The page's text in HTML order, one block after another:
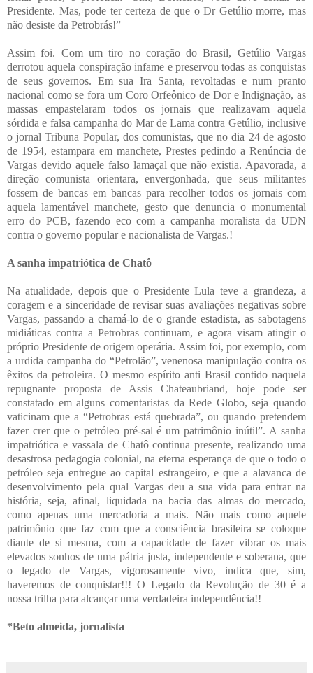
Presidente. Mas, pode ter certeza de que o Dr Getúlio morre, mas
não desiste da Petrobrás!”
Assim foi. Com um tiro no coração do Brasil, Getúlio Vargas
derrotou aquela conspiração infame e preservou todas as conquistas
de seus governos. Em sua Ira Santa, revoltadas e num pranto
nacional como se fora um Coro Orfeônico de Dor e Indignação, as
massas empastelaram todos os jornais que realizavam aquela
sórdida e falsa campanha do Mar de Lama contra Getúlio, inclusive
o jornal Tribuna Popular, dos comunistas, que no dia 24 de agosto
de 1954, estampara em manchete, Prestes pedindo a Renúncia de
Vargas devido aquele falso lamaçal que não existia. Apavorada, a
direção comunista orientara, envergonhada, que seus militantes
fossem de bancas em bancas para recolher todos os jornais com
aquela lamentável manchete, gesto que denuncia o monumental
erro do PCB, fazendo eco com a campanha moralista da UDN
contra o governo popular e nacionalista de Vargas.!
A sanha impatriótica de Chatô
Na atualidade, depois que o Presidente Lula teve a grandeza, a
coragem e a sinceridade de revisar suas avaliações negativas sobre
Vargas, passando a chamá-lo de o grande estadista, as sabotagens
midiáticas contra a Petrobras continuam, e agora visam atingir o
próprio Presidente de origem operária. Assim foi, por exemplo, com
a urdida campanha do “Petrolão”, venenosa manipulação contra os
êxitos da petroleira. O mesmo espírito anti Brasil contido naquela
repugnante proposta de Assis Chateaubriand, hoje pode ser
constatado em alguns comentaristas da Rede Globo, seja quando
vaticinam que a “Petrobras está quebrada”, ou quando pretendem
fazer crer que o petróleo pré-sal é um patrimônio inútil”. A sanha
impatriótica e vassala de Chatô continua presente, realizando uma
desastrosa pedagogia colonial, na eterna esperança de que o todo o
petróleo seja entregue ao capital estrangeiro, e que a alavanca de
desenvolvimento pela qual Vargas deu a sua vida para entrar na
história, seja, afinal, liquidada na bacia das almas do mercado,
como apenas uma mercadoria a mais. Não mais como aquele
patrimônio que faz com que a consciência brasileira se coloque
diante de si mesma, com a capacidade de fazer vibrar os mais
elevados sonhos de uma pátria justa, independente e soberana, que
o legado de Vargas, vigorosamente vivo, indica que, sim,
haveremos de conquistar!!! O Legado da Revolução de 30 é a
nossa trilha para alcançar uma verdadeira independência!!
*Beto almeida, jornalista